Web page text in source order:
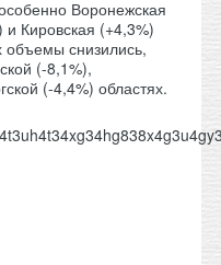
Воронежская
и Кировская (+4,3%)
объемы снизились,
(-8,1%),
(-4,4%) областях.